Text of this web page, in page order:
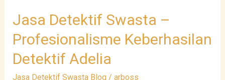
Jasa Detektif Swasta –
Profesionalisme Keberhasilan
Detektif Adelia
Jasa Detektif Swasta Blog / arboss
Jasa
Detektif
Swasta
–
Profesionalisme
Keberhasilan